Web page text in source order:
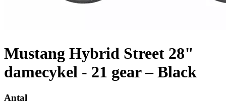
Mustang Hybrid Street 28"
damecykel - 21 gear – Black
Antal